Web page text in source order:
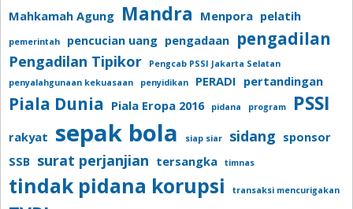
Mahkamah Agung Mandra Menpora pelatih
pemerintah pencucian uang pengadaan pengadilan
Pengadilan Tipikor
Pengcab PSSI Jakarta Selatan
penyalahgunaan kekuasaan
penyidikan PERADI pertandingan
Piala Dunia Piala Eropa 2016 pidana program PSSI
rakyat sepak bola siap siar sidang sponsor
SSB surat perjanjian tersangka timnas
tindak pidana korupsi transaksi mencurigakan